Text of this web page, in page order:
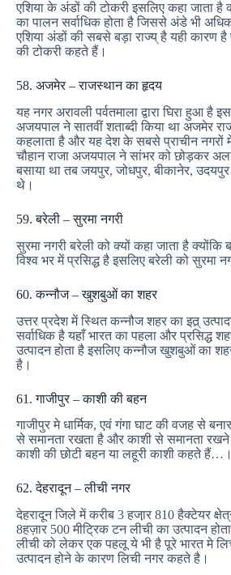
एशिया के अंडों की टोकरी इसलिए कहा जाता है
का पालन सर्वाधिक होता है जिससे अंडे भी
एशिया अंडों की सबसे बड़ा राज्य् है यही कारण
की टोकरी कहते हैं।
58. अजमेर – राजस्थान का हृदय
यह नगर अरावली पर्वतमाला द्वारा घिरा हुआ है
अजयपाल ने सातवीं शताब्दी किया था अजमेर
कहलाता है और यह देश के सबसे प्राचीन नगरों
चौहान राजा अजयपाल ने सांभर को छोड़कर
बसाया था तब जयपुर, जोधपुर, बीकानेर, उदयपुर
थे।
59. बरेली – सुरमा नगरी
सुरमा नगरी बरेली को क्यों कहा जाता है क्योंकि
विश्व भर में प्रसिद्ध है इसलिए बरेली को सुरमा
60. कन्नौज – खुशबुओं का शहर
उत्तर प्रदेश में स्थित कन्नौज शहर का इत्र्
सर्वाधिक है यहाँ भारत का पहला और प्रसिद्ध
उत्पादन होता है इसलिए कन्नौज खुशबुओं का
है।
61. गाजीपुर – काशी की बहन
गाजीपुर मे धार्मिक, एवं गंगा घाट की वजह से
से समानता रखता है और काशी से समानता
काशी की छोटी बहन या लहूरी काशी कहते हैं…।
62. देहरादून – लीची नगर
देहरादून जिले में करीब 3 हजा़र 810 हैक्टेयर
8हज़ार 500 मीट्रिक टन लीची का उत्पादन
लीची को लेकर एक पहलू ये भी है पूरे भारत मे
उत्पादन होने के कारण लिची नगर कहते है।